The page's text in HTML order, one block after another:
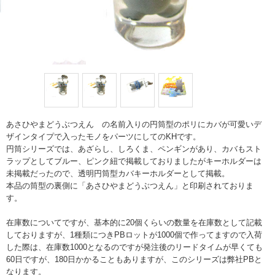
あさひやまどうぶつえん の名前入りの円筒型のポリにカバが可愛いデ
ザインタイプで入ったモノをパーツにしてのKHです。
円筒シリーズでは、あざらし、しろくま、ペンギンがあり、カバもスト
ラップとしてブルー、ピンク紐で掲載しておりましたがキーホルダーは
未掲載だったので、透明円筒型カバキーホルダーとして掲載。
本品の筒型の裏側に「あさひやまどうぶつえん」と印刷されておりま
す。
在庫数についてですが、基本的に20個くらいの数量を在庫数として記載
しておりますが、1種類につきPBロットが1000個で作ってますので入荷
した際は、在庫数1000となるのですが発注後のリードタイムが早くても
60日ですが、180日かかることもありますが、このシリーズは弊社PBと
なります。